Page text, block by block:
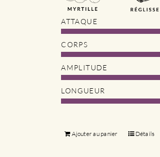
ATTAQUE
CORPS
AMPLITUDE
LONGUEUR
Ajouter au panier Détails